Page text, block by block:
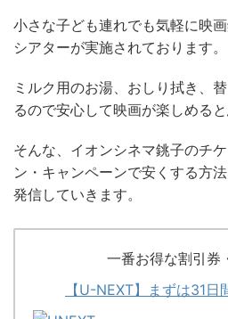
小さな子ども連れでも気軽に映
シアターが実施されております。
ミルク用のお湯、おしり拭き、
るので安心して映画が楽しめると
そんな、 イオンシネマ銚子のチ
ン・キャンペーンで安くする方
発信していきます。
一番お得な割引券
【U-NEXT】まずは31